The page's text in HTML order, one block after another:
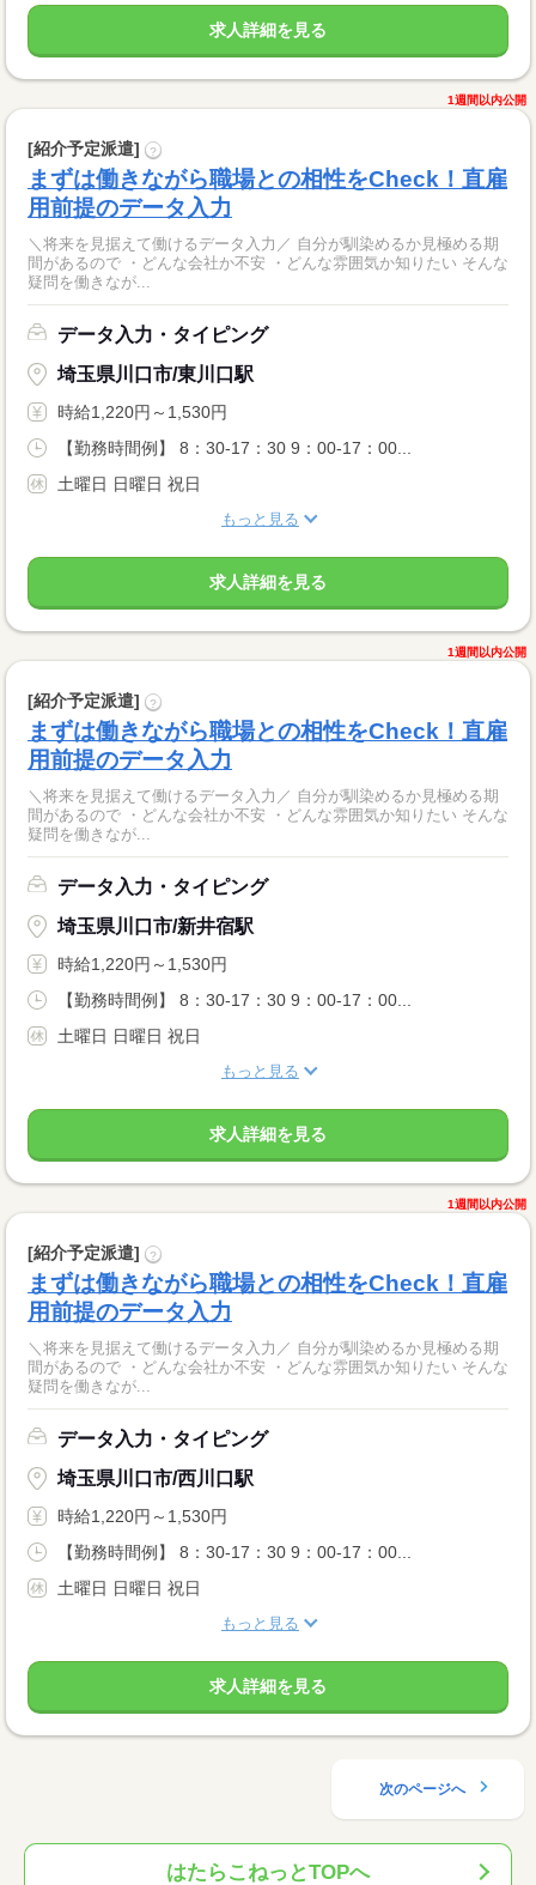
求人詳細を見る
1週間以内公開
[紹介予定派遣] ?
まずは働きながら職場との相性をCheck！直雇
用前提のデータ入力
＼将来を見据えて働けるデータ入力／ 自分が馴染めるか見極める期
間があるので ・どんな会社か不安 ・どんな雰囲気か知りたい そんな
疑問を働きなが...
データ入力・タイピング
埼玉県川口市/東川口駅
時給1,220円～1,530円
【勤務時間例】 8：30-17：30 9：00-17：00...
土曜日 日曜日 祝日
もっと見る
求人詳細を見る
1週間以内公開
[紹介予定派遣] ?
まずは働きながら職場との相性をCheck！直雇
用前提のデータ入力
＼将来を見据えて働けるデータ入力／ 自分が馴染めるか見極める期
間があるので ・どんな会社か不安 ・どんな雰囲気か知りたい そんな
疑問を働きなが...
データ入力・タイピング
埼玉県川口市/新井宿駅
時給1,220円～1,530円
【勤務時間例】 8：30-17：30 9：00-17：00...
土曜日 日曜日 祝日
もっと見る
求人詳細を見る
1週間以内公開
[紹介予定派遣] ?
まずは働きながら職場との相性をCheck！直雇
用前提のデータ入力
＼将来を見据えて働けるデータ入力／ 自分が馴染めるか見極める期
間があるので ・どんな会社か不安 ・どんな雰囲気か知りたい そんな
疑問を働きなが...
データ入力・タイピング
埼玉県川口市/西川口駅
時給1,220円～1,530円
【勤務時間例】 8：30-17：30 9：00-17：00...
土曜日 日曜日 祝日
もっと見る
求人詳細を見る
次のページへ
はたらこねっとTOPへ